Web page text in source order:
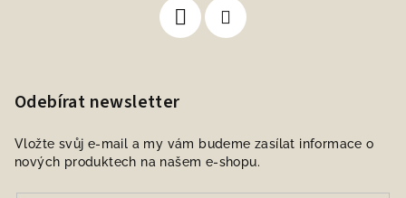
Odebírat newsletter
Vložte svůj e-mail a my vám budeme zasílat informace o
nových produktech na našem e-shopu.